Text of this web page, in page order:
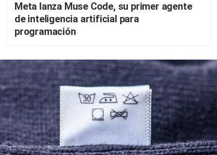
Meta lanza Muse Code, su primer agente
de inteligencia artificial para
programación